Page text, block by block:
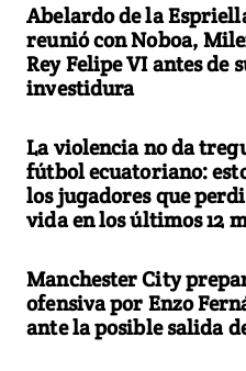
Abelardo de la
reunió con Noboa,
Rey Felipe VI antes de
investidura
La violencia no da
fútbol ecuatoriano:
los jugadores que
vida en los últimos 12
Manchester City
ofensiva por Enzo
ante la posible salida